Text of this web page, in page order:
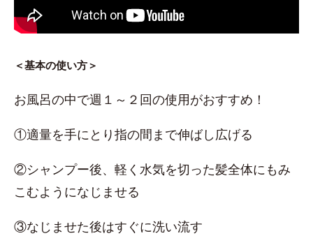
＜基本の使い方＞
お風呂の中で週１～２回の使用がおすすめ！
①適量を手にとり指の間まで伸ばし広げる
②シャンプー後、軽く水気を切った髪全体にもみ
こむようになじませる
③なじませた後はすぐに洗い流す